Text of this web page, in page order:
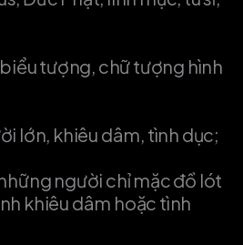
tượng, chữ tượng hình
lớn, khiêu dâm, tình dục;
người chỉ mặc đồ lót
khiêu dâm hoặc tình